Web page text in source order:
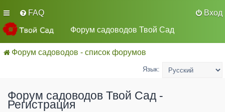
FAQ
Вход
Форум садоводов Твой Сад
Форум садоводов - список форумов
Язык:
Форум садоводов Твой Сад -
Регистрация